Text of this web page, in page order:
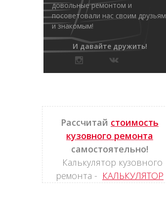
довольные ремонтом и
посоветовали нас своим друзьям
и знакомым!
И давайте дружить!
Рассчитай стоимость
кузовного ремонта
самостоятельно!
Калькулятор кузовного
ремонта - КАЛЬКУЛЯТОР